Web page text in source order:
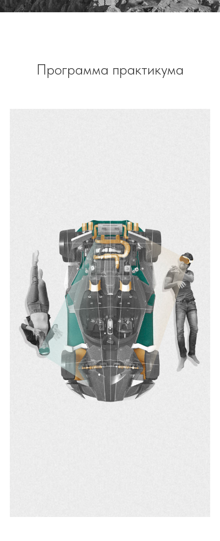
Программа практикума